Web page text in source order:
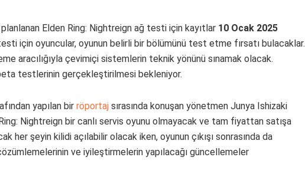
Elden Ring: Nightreign ağ testi için kayıtlar 10 Ocak 2025
için oyuncular, oyunun belirli bir bölümünü test etme fırsatı bulacaklar.
aracılığıyla çevimiçi sistemlerin teknik yönünü sınamak olacak.
testlerinin gerçekleştirilmesi bekleniyor.
yapılan bir röportaj sırasında konuşan yönetmen Junya Ishizaki
Nightreign bir canlı servis oyunu olmayacak ve tam fiyattan satışa
her şeyin kilidi açılabilir olacak iken, oyunun çıkışı sonrasında da
ve iyileştirmelerin yapılacağı güncellemeler